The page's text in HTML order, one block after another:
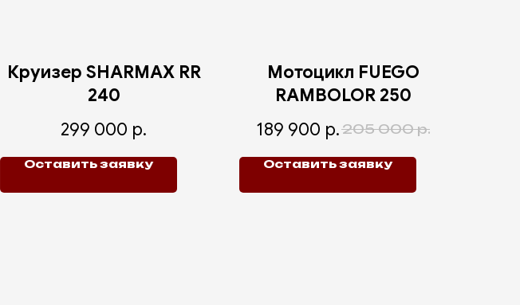
Круизер SHARMAX RR
240
299 000 р.
Оставить заявку
Мотоцикл FUEGO
RAMBOLOR 250
189 900 р.205 000 р.
Оставить заявку